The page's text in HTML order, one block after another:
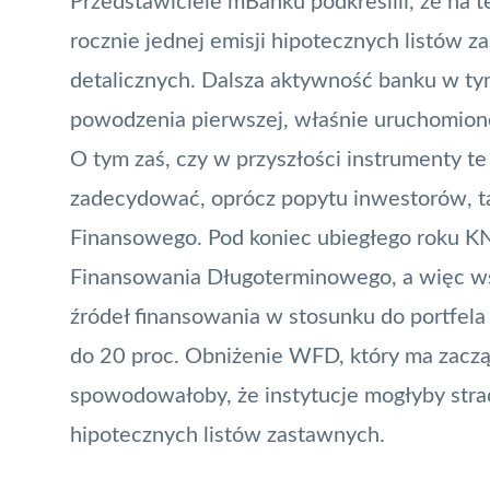
rocznie jednej emisji hipotecznych listów
detalicznych. Dalsza aktywność banku w
powodzenia pierwszej, właśnie
O tym zaś, czy w przyszłości instrumenty
zadecydować, oprócz popytu inwestorów,
Finansowego. Pod koniec ubiegłego roku
Finansowania Długoterminowego, a więc
źródeł finansowania w stosunku do
do 20 proc. Obniżenie WFD, który ma
spowodowałoby, że instytucje mogłyby
hipotecznych listów zastawnych.